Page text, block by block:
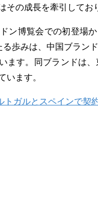
その成長を牽引してお
ン博覧会での初登場
る歩みは、中国ブラン
ます。同ブランドは
います。
トガルとスペインで契